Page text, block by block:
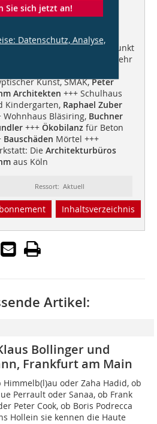
Klaus Bollingerüber das
Planen +++ Standpunkt
über Beton ist mehr
Kunst, SMÄK,Peter
Architekten +++ Schulhaus
Kindergarten, Raphael Zuber
Wohnhaus Bläsiring, Buchner
+++ Ökobilanzfür Beton
Bauschäden Mörtel +++
Die Architekturbüros
aus Köln
Ressort: Aktuell
Inhaltsverzeichnis
Sie sich jetzt an!
Datenschutz, Analyse,
Artikel:
Bollinger und
Frankfurt am Main
Himmelb(l)au oder Zaha Hadid, ob
Perrault oder Sanaa, ob Frank
Peter Cook, ob Boris Podrecca
Hollein sie kennen die Haute